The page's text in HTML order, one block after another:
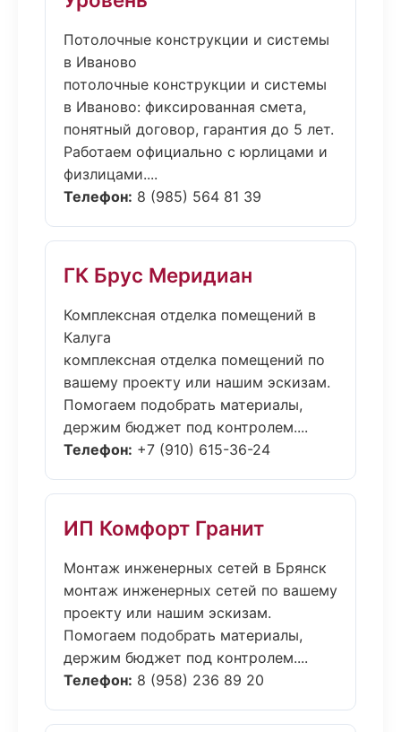
Потолочные конструкции и системы
в Иваново
потолочные конструкции и системы
в Иваново: фиксированная смета,
понятный договор, гарантия до 5 лет.
Работаем официально с юрлицами и
физлицами....
Телефон: 8 (985) 564 81 39
ГК Брус Меридиан
Комплексная отделка помещений в
Калуга
комплексная отделка помещений по
вашему проекту или нашим эскизам.
Помогаем подобрать материалы,
держим бюджет под контролем....
Телефон: +7 (910) 615-36-24
ИП Комфорт Гранит
Монтаж инженерных сетей в Брянск
монтаж инженерных сетей по вашему
проекту или нашим эскизам.
Помогаем подобрать материалы,
держим бюджет под контролем....
Телефон: 8 (958) 236 89 20